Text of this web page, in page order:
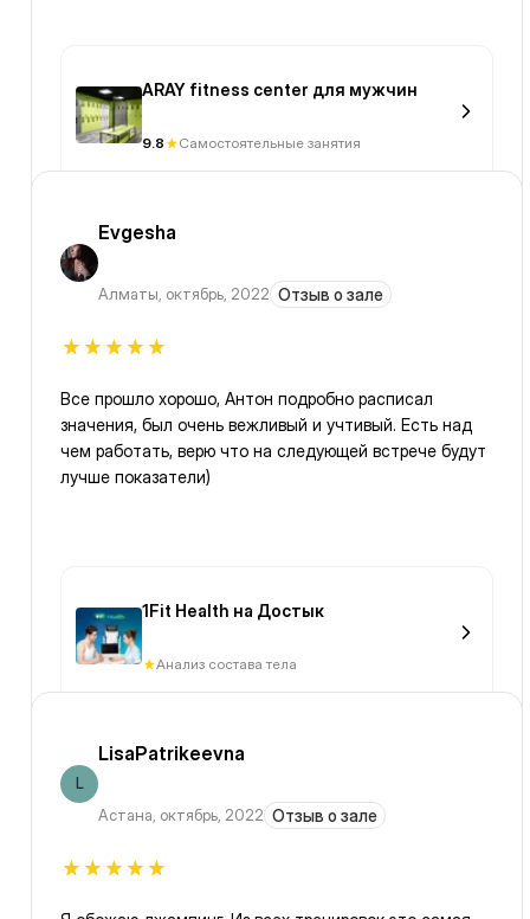
ARAY fitness center для мужчин
9.8 Самостоятельные занятия
Evgesha
Алматы, октябрь, 2022 Отзыв о зале
Все прошло хорошо, Антон подробно расписал
значения, был очень вежливый и учтивый. Есть над
чем работать, верю что на следующей встрече будут
лучше показатели)
1Fit Health на Достык
Анализ состава тела
L
LisaPatrikeevna
Астана, октябрь, 2022 Отзыв о зале